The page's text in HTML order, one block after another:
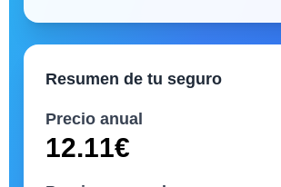
Resumen de tu seguro
Precio anual
12.11€